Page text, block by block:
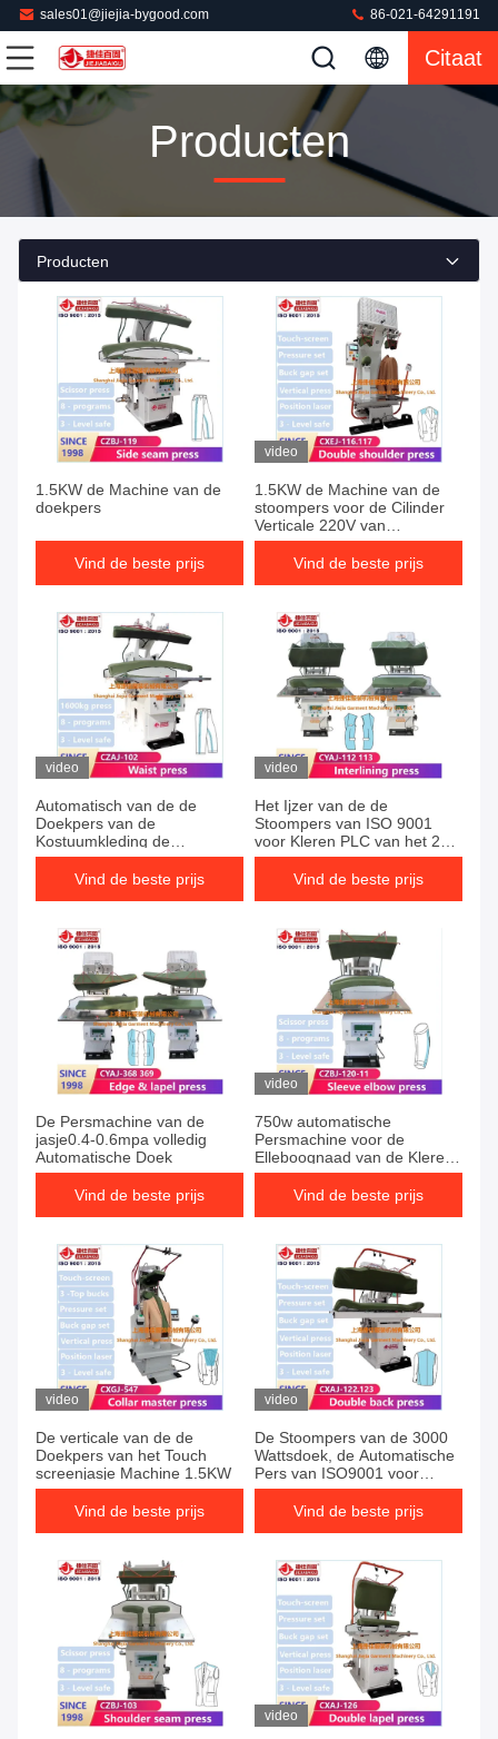
sales01@jiejia-bygood.com 86-021-64291191
Citaat
Producten
Producten
1.5KW de Machine van de
doekpers
Vind de beste prijs
video
1.5KW de Machine van de
stoompers voor de Cilinder
Verticale 220V van
Klerensinle
Vind de beste prijs
video
Automatisch van de de
Doekpers van de
Kostuumkleding de
Machinetouch screen
Vind de beste prijs
video
Het Ijzer van de de
Stoompers van ISO 9001
voor Kleren PLC van het 220
Volttouche screen
Vind de beste prijs
De Persmachine van de
jasje0.4-0.6mpa volledig
Automatische Doek
Vind de beste prijs
video
750w automatische
Persmachine voor de
Elleboognaad van de Kleren
Dubbele Koker
Vind de beste prijs
video
De verticale van de de
Doekpers van het Touch
screenjasje Machine 1.5KW
Vind de beste prijs
video
De Stoompers van de 3000
Wattsdoek, de Automatische
Pers van ISO9001 voor
Kleren
Vind de beste prijs
video